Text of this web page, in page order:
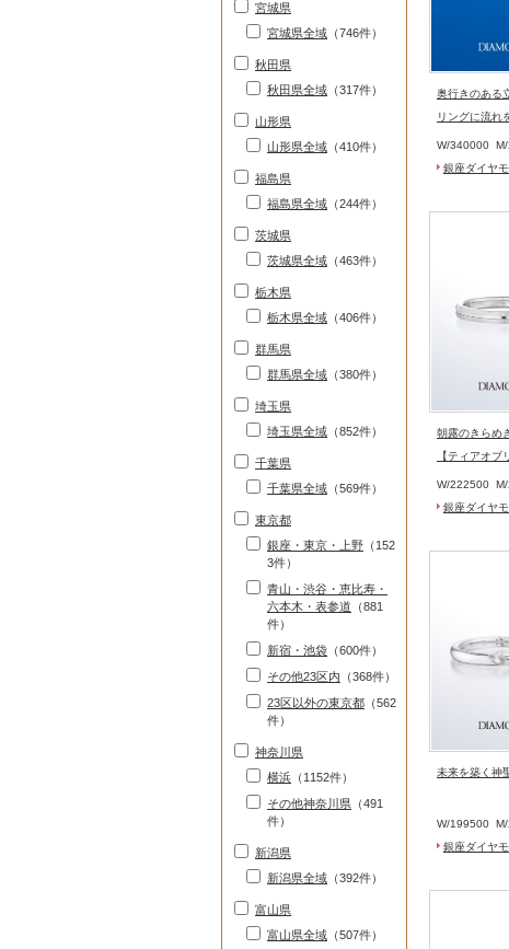
奥行きのある
リングに流れ
W/340000 M/
銀座ダイヤ
朝露のきらめ
【ティアオブ
W/222500 M/
銀座ダイヤ
未来を築く神
W/199500 M/
銀座ダイヤ
宮城県
宮城県全域 （746件）
秋田県
秋田県全域 （317件）
山形県
山形県全域 （410件）
福島県
福島県全域 （244件）
茨城県
茨城県全域 （463件）
栃木県
栃木県全域 （406件）
群馬県
群馬県全域 （380件）
埼玉県
埼玉県全域 （852件）
千葉県
千葉県全域 （569件）
東京都
銀座・東京・上野 （152
3件）
青山・渋谷・恵比寿・
六本木・表参道 （881
件）
新宿・池袋 （600件）
その他23区内 （368件）
23区以外の東京都 （562
件）
神奈川県
横浜 （1152件）
その他神奈川県 （491
件）
新潟県
新潟県全域 （392件）
富山県
富山県全域 （507件）